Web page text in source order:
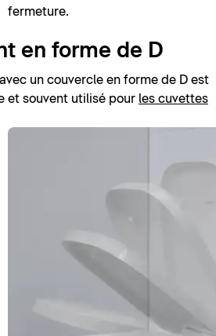
fermeture.
en forme de D
un couvercle en forme de D est
et souvent utilisé pour les cuvettes